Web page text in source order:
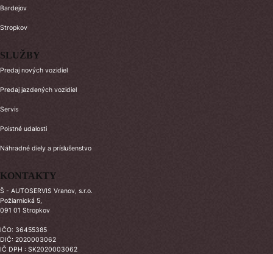
Bardejov
Stropkov
SLUŽBY
Predaj nových vozidiel
Predaj jazdených vozidiel
Servis
Poistné udalosti
Náhradné diely a príslušenstvo
KONTAKTY
Š - AUTOSERVIS Vranov, s.r.o.
Požiarnická 5,
091 01 Stropkov
IČO: 36455385
DIČ: 2020003062
IČ DPH : SK2020003062